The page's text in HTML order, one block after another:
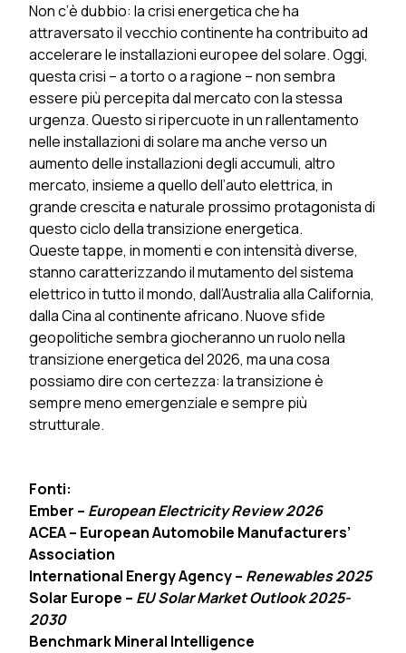
Non c’è dubbio: la crisi energetica che ha
attraversato il vecchio continente ha contribuito ad
accelerare le installazioni europee del solare. Oggi,
questa crisi – a torto o a ragione – non sembra
essere più percepita dal mercato con la stessa
urgenza. Questo si ripercuote in un rallentamento
nelle installazioni di solare ma anche verso un
aumento delle installazioni degli accumuli, altro
mercato, insieme a quello dell’auto elettrica, in
grande crescita e naturale prossimo protagonista di
questo ciclo della transizione energetica.
Queste tappe, in momenti e con intensità diverse,
stanno caratterizzando il mutamento del sistema
elettrico in tutto il mondo, dall’Australia alla California,
dalla Cina al continente africano. Nuove sfide
geopolitiche sembra giocheranno un ruolo nella
transizione energetica del 2026, ma una cosa
possiamo dire con certezza: la transizione è
sempre meno emergenziale e sempre più
strutturale.
Fonti:
Ember – European Electricity Review 2026
ACEA – European Automobile Manufacturers’
Association
International Energy Agency – Renewables 2025
Solar Europe – EU Solar Market Outlook 2025-
2030
Benchmark Mineral Intelligence